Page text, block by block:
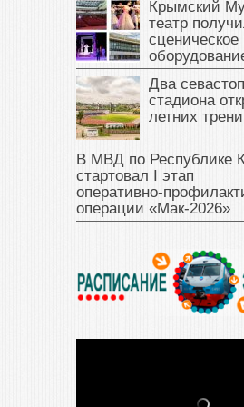
Крымский
театр
сценическое
Два
стадиона
летних
В МВД по Республике
стартовал I этап
операции «Мак‑2026»